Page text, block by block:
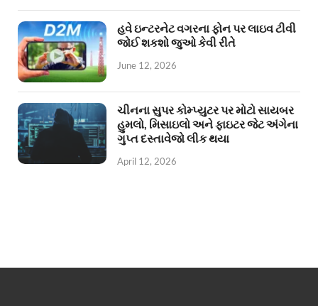
હવે ઇન્ટરનેટ વગરના ફોન પર લાઇવ ટીવી
જોઈ શકશો જુઓ કેવી રીતે
June 12, 2026
ચીનના સુપર કોમ્પ્યુટર પર મોટો સાયબર
હુમલો, મિસાઇલો અને ફાઇટર જેટ અંગેના
ગુપ્ત દસ્તાવેજો લીક થયા
April 12, 2026